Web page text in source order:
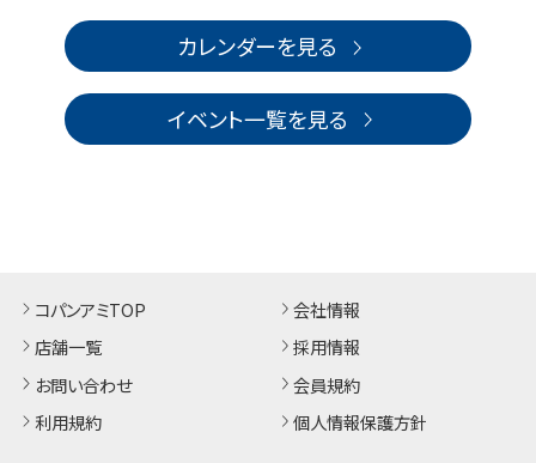
カレンダーを見る
イベント一覧を見る
コパンアミTOP
店舗一覧
お問い合わせ
利用規約
会社情報
採用情報
会員規約
個人情報保護方針